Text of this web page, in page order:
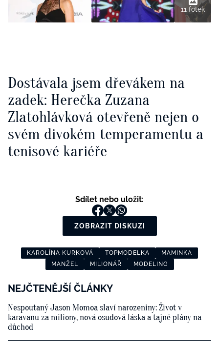
11 fotek
Dostávala jsem dřevákem na
zadek: Herečka Zuzana
Zlatohlávková otevřeně nejen o
svém divokém temperamentu a
tenisové kariéře
Sdílet nebo uložit:
ZOBRAZIT DISKUZI
KAROLÍNA KURKOVÁ TOPMODELKA
MAMINKA
MANŽEL
MILIONÁŘ MODELING
NEJČTENĚJŠÍ ČLÁNKY
Nespoutaný Jason Momoa slaví narozeniny: Život v
karavanu za miliony, nová osudová láska a tajné plány na
důchod